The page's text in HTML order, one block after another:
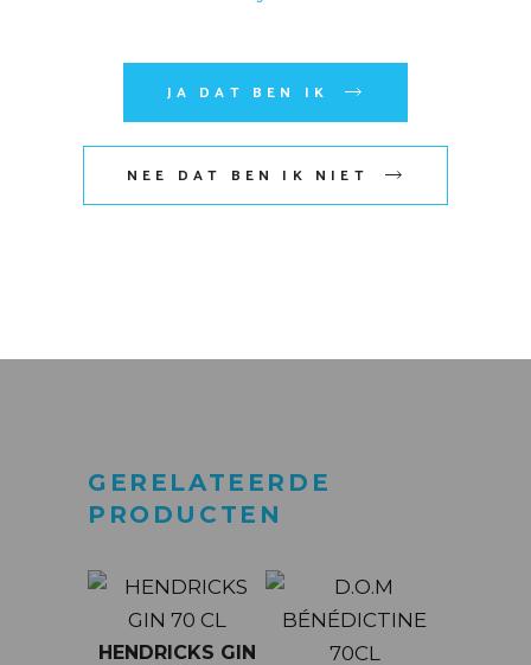
JA DAT BEN IK
NEE DAT BEN IK NIET
Mijn naam, e-mail en site
opslaan in deze browser voor
GERELATEERDE
PRODUCTEN
HENDRICKS GIN